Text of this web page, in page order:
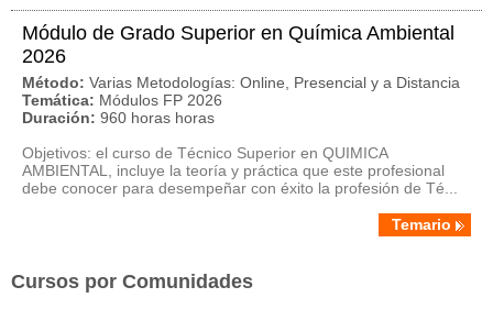
Módulo de Grado Superior en Química Ambiental
2026
Método: Varias Metodologías: Online, Presencial y a Distancia
Temática: Módulos FP 2026
Duración: 960 horas horas
Objetivos: el curso de Técnico Superior en QUIMICA
AMBIENTAL, incluye la teoría y práctica que este profesional
debe conocer para desempeñar con éxito la profesión de Té...
Temario
Cursos por Comunidades